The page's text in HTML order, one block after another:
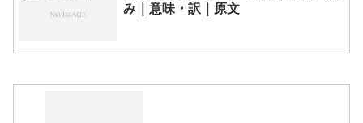
み｜意味・訳｜原文